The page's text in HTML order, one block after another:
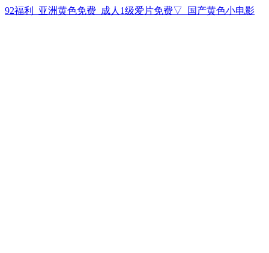
92福利_亚洲黄色免费_成人1级爱片免费▽_国产黄色小电影